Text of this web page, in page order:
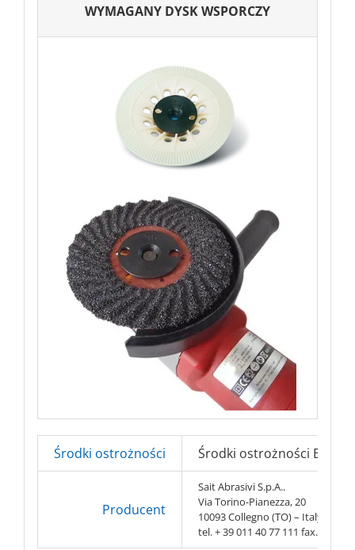
WYMAGANY DYSK WSPORCZY
Środki ostrożności Środki ostrożności BHP
Producent
Sait Abrasivi S.p.A..
Via Torino-Pianezza, 20
10093 Collegno (TO) – Italy
tel. + 39 011 40 77 111 fax. + 39